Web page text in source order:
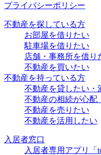
プライバシーポリシー
不動産を探している方
お部屋を借りたい
駐車場を借りたい
店舗・事務所を借り
不動産を買いたい
不動産を持っている方
不動産を貸したい・
不動産の相続が心配
不動産を売りたい
不動産を活用したい
入居者窓口
入居者専用アプリ「